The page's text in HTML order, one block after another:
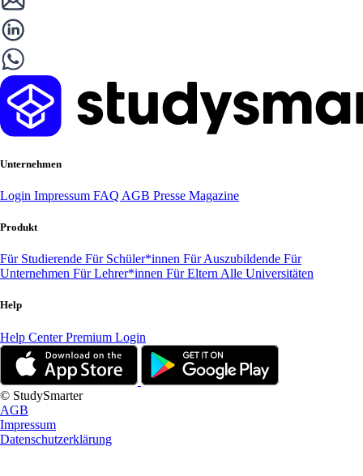
Unternehmen
Login Impressum FAQ AGB Presse Magazine
Produkt
Für Studierende Für Schüler*innen Für Auszubildende Für
Unternehmen Für Lehrer*innen Für Eltern Alle Universitäten
Help
Help CenterPremium Login
© StudySmarter
AGB
Impressum
Datenschutzerklärung